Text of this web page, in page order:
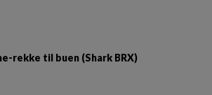
rekke til buen (Shark BRX)